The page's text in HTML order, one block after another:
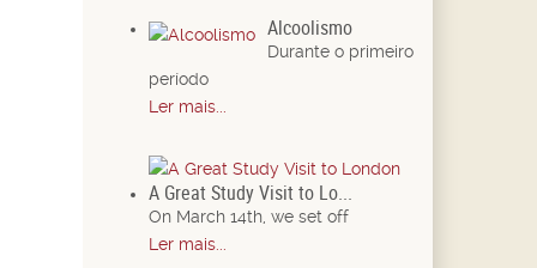
Alcoolismo
Durante o primeiro
período
Ler mais...
A Great Study Visit to Lo...
On March 14th, we set off
Ler mais...